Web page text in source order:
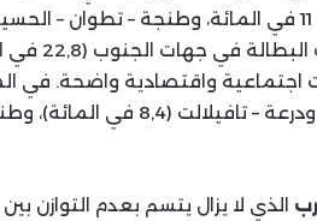
اجتماعية واقتصادية واضحة. في
المعدلات في مراكش – آسفي (8,1 في المائة)،
الذي لا يزال يتسم بعدم التوازن